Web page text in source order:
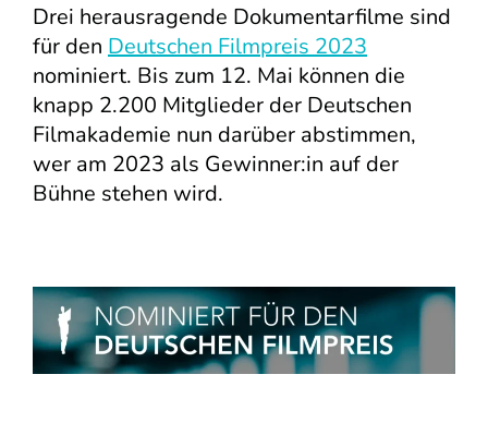
Drei herausragende Dokumentarfilme sind
für den Deutschen Filmpreis 2023
nominiert. Bis zum 12. Mai können die
knapp 2.200 Mitglieder der Deutschen
Filmakademie nun darüber abstimmen,
wer am 2023 als Gewinner:in auf der
Bühne stehen wird.